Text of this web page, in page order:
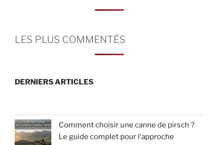
LES PLUS COMMENTÉS
DERNIERS ARTICLES
Comment choisir une canne de pirsch ?
Le guide complet pour l’approche